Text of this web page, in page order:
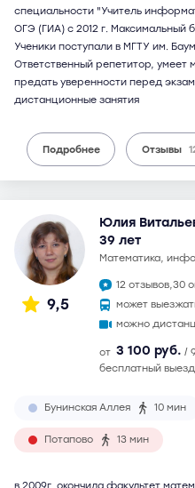
специальности "Учитель
ОГЭ (ГИА) с 2012 г. Максимальный
Ученики поступали в МГТУ им.
Ответственный репетитор, умеет
предать уверенности перед
дистанционные занятия
Подробнее Отзывы
9,5
Юлия
39 лет
математика,
12 отзывов,30
может
можно
от 3 100 руб. /
бесплатный выезд
Бунинская Аллея 10 мин
Потапово 13 мин